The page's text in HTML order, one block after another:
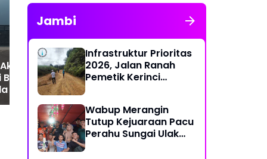
Bongkar
Belakang
Barelang, Bea
APH Didesak
Penindakan
Resahkan Masyarakat
dan Tokoh Kota Batam
Jambi
Infrastruktur Prioritas
2026, Jalan Ranah
Pemetik Kerinci
Wabup Merangin
Tutup Kejuaraan Pacu
Perahu Sungai Ulak